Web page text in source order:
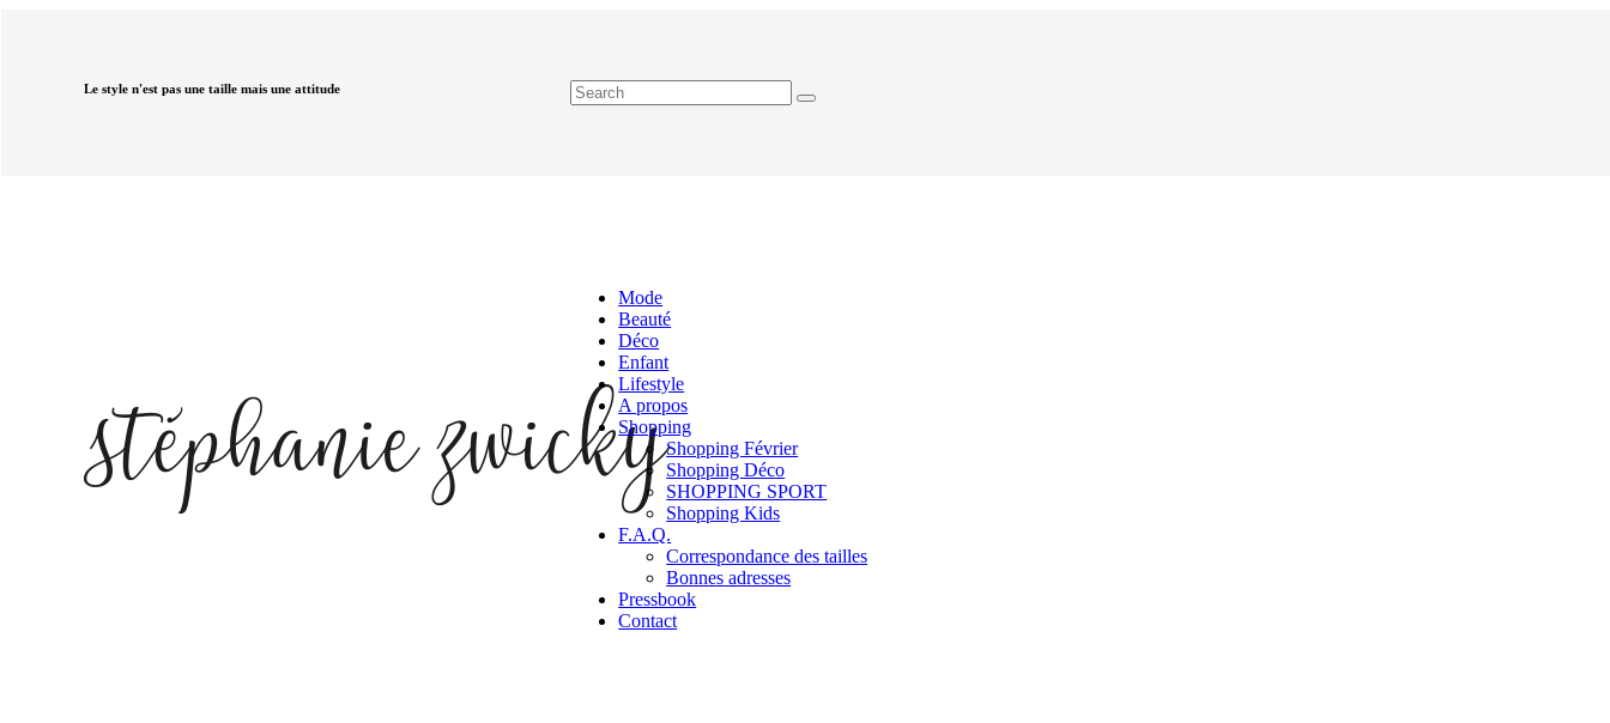
Le style n'est pas une taille mais une attitude
Mode
Beauté
Déco
Enfant
Lifestyle
A propos
Shopping
Shopping Février
Shopping Déco
SHOPPING SPORT
Shopping Kids
F.A.Q.
Correspondance des tailles
Bonnes adresses
Pressbook
Contact